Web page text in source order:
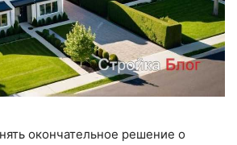
окончательное решение о